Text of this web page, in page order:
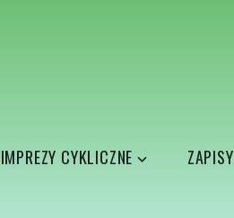
IMPREZY CYKLICZNE ZAPISY